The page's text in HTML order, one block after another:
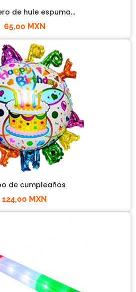
de hule espuma...
65,00 MXN
de cumpleaños
124,00 MXN